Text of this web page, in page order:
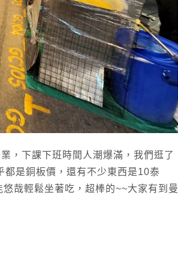
，下課下班時間人潮爆滿，我們逛了
是銅板價，還有不少東西是10泰
哉輕鬆坐著吃，超棒的~~大家有到曼